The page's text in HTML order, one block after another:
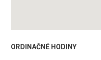
ORDINAČNÉ HODINY